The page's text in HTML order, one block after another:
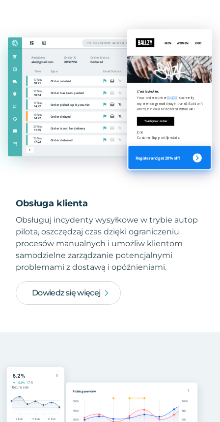
Obsługa klienta
Obsługuj incydenty wysyłkowe w trybie autop
pilota, oszczędzaj czas dzięki ograniczeniu
procesów manualnych i umożliw klientom
samodzielne zarządzanie potencjalnymi
problemami z dostawą i opóźnieniami.
Dowiedz się więcej